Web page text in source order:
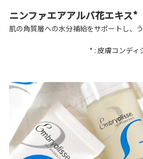
ニンファエアアルバ花エキス*
肌の角質層への水分補給をサポートし、
* : 皮膚コンディ